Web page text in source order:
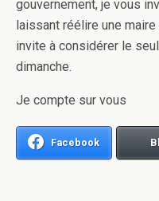
gouvernement, je vous
laissant réélire une
invite à considérer le
dimanche.
Je compte sur vous
Facebook